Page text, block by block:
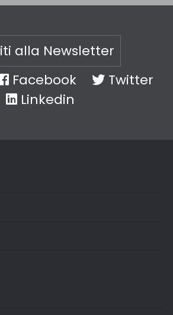
alla Newsletter
Facebook
Twitter
Linkedin